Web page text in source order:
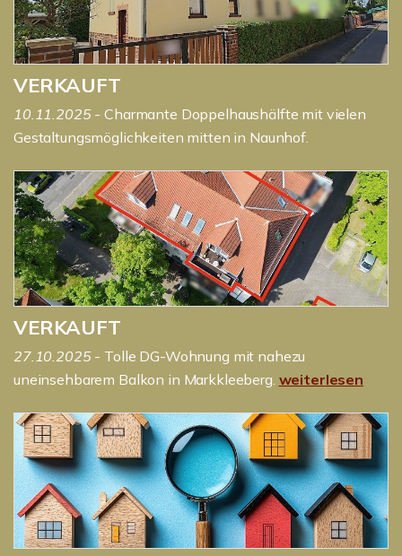
VERKAUFT
10.11.2025- Charmante Doppelhaushälfte mit vielen
Gestaltungsmöglichkeiten mitten in Naunhof.
VERKAUFT
27.10.2025- Tolle DG-Wohnung mit nahezu
uneinsehbarem Balkon in Markkleeberg. weiterlesen